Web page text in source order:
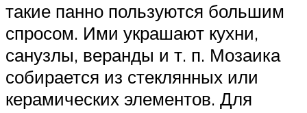
такие панно пользуются большим
спросом. Ими украшают кухни,
санузлы, веранды и т. п. Мозаика
собирается из стеклянных или
керамических элементов. Для